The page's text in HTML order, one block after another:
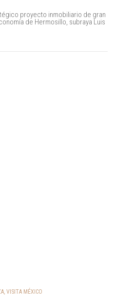
proyecto inmobiliario de gran
de Hermosillo, subraya Luis
, VISITA MÉXICO